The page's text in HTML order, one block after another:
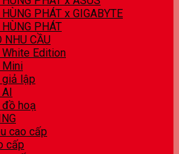
PHÁT x GIGABYTE
PHÁT
NHU CẦU
White Edition
Mini
giả lập
AI
đồ hoạ
cao cấp
cấp